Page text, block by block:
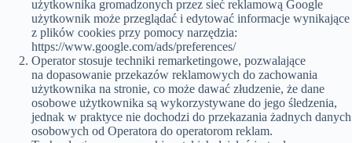
użytkownika gromadzonych przez sieć reklamową Google
użytkownik może przeglądać i edytować informacje wynikające
z plików cookies przy pomocy narzędzia:
https://www.google.com/ads/preferences/
Operator stosuje techniki remarketingowe, pozwalające
na dopasowanie przekazów reklamowych do zachowania
użytkownika na stronie, co może dawać złudzenie, że dane
osobowe użytkownika są wykorzystywane do jego śledzenia,
jednak w praktyce nie dochodzi do przekazania żadnych danych
osobowych od Operatora do operatorom reklam.